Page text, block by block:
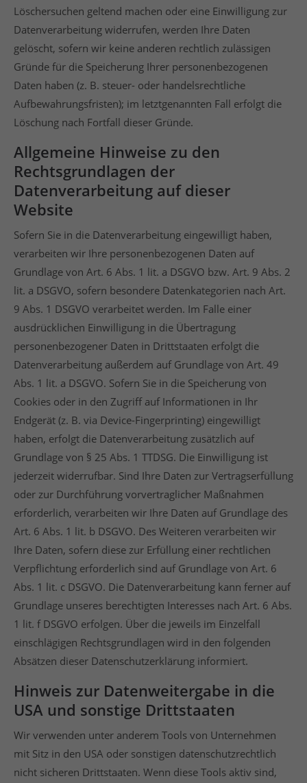
Löschersuchen geltend machen oder eine Einwilligung zur
Datenverarbeitung widerrufen, werden Ihre Daten
gelöscht, sofern wir keine anderen rechtlich zulässigen
Gründe für die Speicherung Ihrer personenbezogenen
Daten haben (z. B. steuer- oder handelsrechtliche
Aufbewahrungsfristen); im letztgenannten Fall erfolgt die
Löschung nach Fortfall dieser Gründe.
Allgemeine Hinweise zu den
Rechtsgrundlagen der
Datenverarbeitung auf dieser
Website
Sofern Sie in die Datenverarbeitung eingewilligt haben,
verarbeiten wir Ihre personenbezogenen Daten auf
Grundlage von Art. 6 Abs. 1 lit. a DSGVO bzw. Art. 9 Abs. 2
lit. a DSGVO, sofern besondere Datenkategorien nach Art.
9 Abs. 1 DSGVO verarbeitet werden. Im Falle einer
ausdrücklichen Einwilligung in die Übertragung
personenbezogener Daten in Drittstaaten erfolgt die
Datenverarbeitung außerdem auf Grundlage von Art. 49
Abs. 1 lit. a DSGVO. Sofern Sie in die Speicherung von
Cookies oder in den Zugriff auf Informationen in Ihr
Endgerät (z. B. via Device-Fingerprinting) eingewilligt
haben, erfolgt die Datenverarbeitung zusätzlich auf
Grundlage von § 25 Abs. 1 TTDSG. Die Einwilligung ist
jederzeit widerrufbar. Sind Ihre Daten zur Vertragserfüllung
oder zur Durchführung vorvertraglicher Maßnahmen
erforderlich, verarbeiten wir Ihre Daten auf Grundlage des
Art. 6 Abs. 1 lit. b DSGVO. Des Weiteren verarbeiten wir
Ihre Daten, sofern diese zur Erfüllung einer rechtlichen
Verpflichtung erforderlich sind auf Grundlage von Art. 6
Abs. 1 lit. c DSGVO. Die Datenverarbeitung kann ferner auf
Grundlage unseres berechtigten Interesses nach Art. 6 Abs.
1 lit. f DSGVO erfolgen. Über die jeweils im Einzelfall
einschlägigen Rechtsgrundlagen wird in den folgenden
Absätzen dieser Datenschutzerklärung informiert.
Hinweis zur Datenweitergabe in die
USA und sonstige Drittstaaten
Wir verwenden unter anderem Tools von Unternehmen
mit Sitz in den USA oder sonstigen datenschutzrechtlich
nicht sicheren Drittstaaten. Wenn diese Tools aktiv sind,